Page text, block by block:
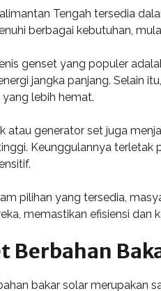
Tengah tersedia
berbagai kebutuhan,
genset yang populer
jangka panjang. Selain
lebih hemat.
atau generator set juga
Keunggulannya terletak
pilihan yang tersedia,
memastikan efisiensi dan
Berbahan
bakar solar merupakan